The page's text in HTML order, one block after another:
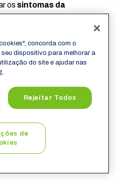
os sintomas da
seu impacto em
em evidências para
prevenção.
os
da
concorda com o
dispositivo para melhorar a
do site e ajudar nas
Rejeitar Todos
de